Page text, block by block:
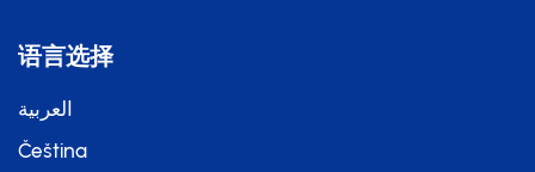
语言选择
العربية
Čeština